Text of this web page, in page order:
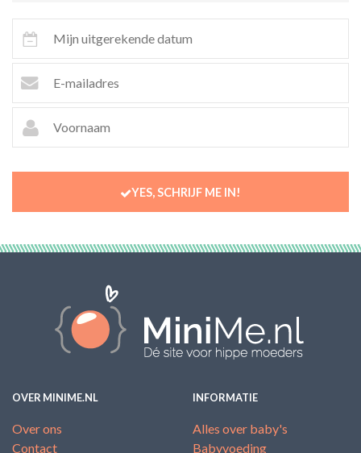
YES, SCHRIJF ME IN!
OVER MINIME.NL
Over ons
Contact
INFORMATIE
Alles over baby's
Babyvoeding